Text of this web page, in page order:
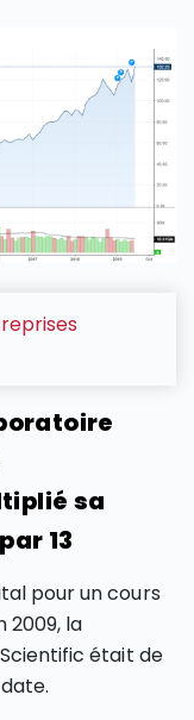
sa
13
pour un cours
2009, la
était de